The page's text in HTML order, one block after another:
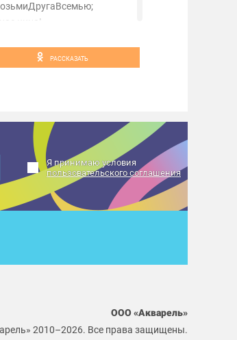
кино!
РАССКАЗАТЬ
Я принимаю условия
пользовательского соглашения
ООО «Акварель»
2010–2026. Все права защищены.